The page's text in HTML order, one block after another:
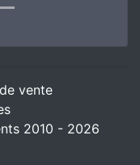
vente
2010 - 2026